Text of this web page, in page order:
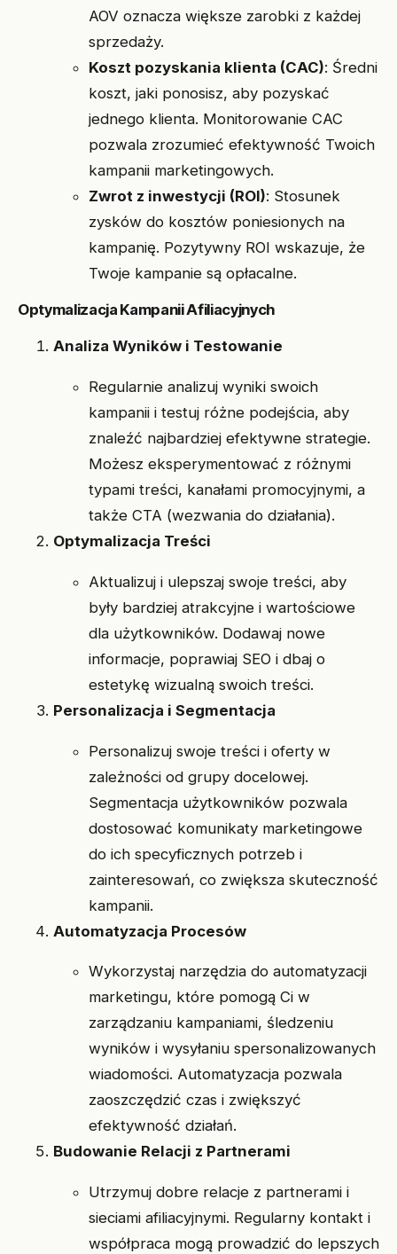
AOV oznacza większe zarobki z każdej
sprzedaży.
Koszt pozyskania klienta (CAC): Średni
koszt, jaki ponosisz, aby pozyskać
jednego klienta. Monitorowanie CAC
pozwala zrozumieć efektywność Twoich
kampanii marketingowych.
Zwrot z inwestycji (ROI): Stosunek
zysków do kosztów poniesionych na
kampanię. Pozytywny ROI wskazuje, że
Twoje kampanie są opłacalne.
Optymalizacja Kampanii Afiliacyjnych
Analiza Wyników i Testowanie
Regularnie analizuj wyniki swoich
kampanii i testuj różne podejścia, aby
znaleźć najbardziej efektywne strategie.
Możesz eksperymentować z różnymi
typami treści, kanałami promocyjnymi, a
także CTA (wezwania do działania).
Optymalizacja Treści
Aktualizuj i ulepszaj swoje treści, aby
były bardziej atrakcyjne i wartościowe
dla użytkowników. Dodawaj nowe
informacje, poprawiaj SEO i dbaj o
estetykę wizualną swoich treści.
Personalizacja i Segmentacja
Personalizuj swoje treści i oferty w
zależności od grupy docelowej.
Segmentacja użytkowników pozwala
dostosować komunikaty marketingowe
do ich specyficznych potrzeb i
zainteresowań, co zwiększa skuteczność
kampanii.
Automatyzacja Procesów
Wykorzystaj narzędzia do automatyzacji
marketingu, które pomogą Ci w
zarządzaniu kampaniami, śledzeniu
wyników i wysyłaniu spersonalizowanych
wiadomości. Automatyzacja pozwala
zaoszczędzić czas i zwiększyć
efektywność działań.
Budowanie Relacji z Partnerami
Utrzymuj dobre relacje z partnerami i
sieciami afiliacyjnymi. Regularny kontakt i
współpraca mogą prowadzić do lepszych